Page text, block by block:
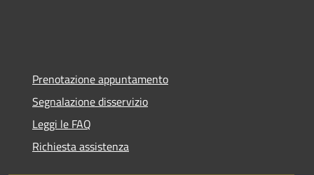
Prenotazione appuntamento
Segnalazione disservizio
Leggi le FAQ
Richiesta assistenza